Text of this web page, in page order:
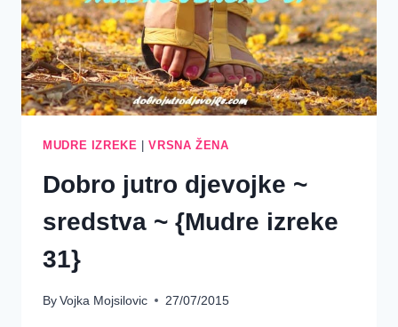
MUDRE IZREKE |VRSNA ŽENA
Dobro jutro djevojke ~
sredstva ~ {Mudre izreke
31}
ByVojka Mojsilovic 27/07/2015